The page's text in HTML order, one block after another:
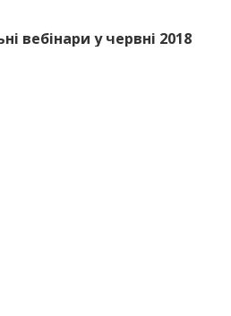
вебінари у червні 2018